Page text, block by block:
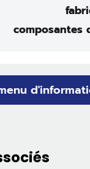
composantes